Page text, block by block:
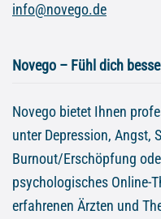
info@novego.de
Novego – Fühl dich
Novego bietet Ihnen
unter Depression, Angst,
Burnout/Erschöpfung
psychologisches Online-
erfahrenen Ärzten und